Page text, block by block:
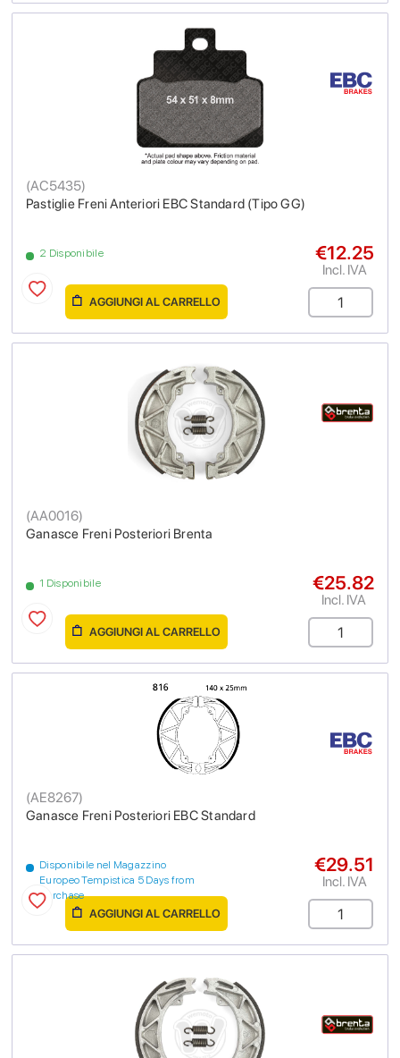
Pastiglie Freni Anteriori EBC Standard (Tipo GG)
(AC5435)
2 Disponibile €12.25
Incl. IVA
AGGIUNGI AL CARRELLO
Ganasce Freni Posteriori Brenta
(AA0016)
1 Disponibile €25.82
Incl. IVA
AGGIUNGI AL CARRELLO
Ganasce Freni Posteriori EBC Standard
(AE8267)
Disponibile nel Magazzino
Europeo Tempistica 5 Days from
purchase
€29.51
Incl. IVA
AGGIUNGI AL CARRELLO